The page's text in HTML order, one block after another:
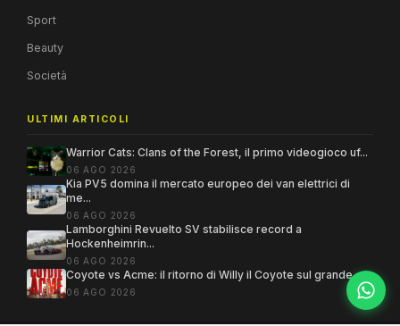
Sport
Beauty
Società
ULTIMI ARTICOLI
Warrior Cats: Clans of the Forest, il primo videogioco uf...
06 AGO 2026
Kia PV5 domina il mercato europeo dei van elettrici di
me...
06 AGO 2026
Lamborghini Revuelto SV stabilisce record a
Hockenheimrin...
06 AGO 2026
Coyote vs Acme: il ritorno di Willy il Coyote sul grande ...
06 AGO 2026